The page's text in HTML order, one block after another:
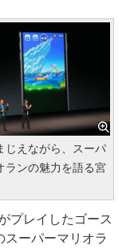
じえながら、スーパ
ランの魅力を語る宮
プレイしたゴース
スーパーマリオラ